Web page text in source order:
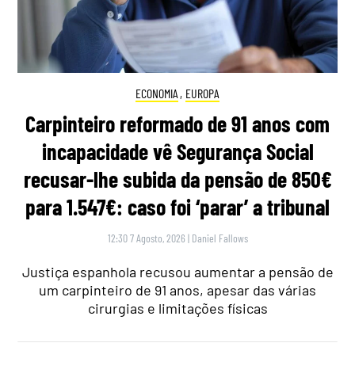
ECONOMIA , EUROPA
Carpinteiro reformado de 91 anos com
incapacidade vê Segurança Social
recusar-lhe subida da pensão de 850€
para 1.547€: caso foi ‘parar’ a tribunal
12:30 7 Agosto, 2026 | Daniel Fallows
Justiça espanhola recusou aumentar a pensão de
um carpinteiro de 91 anos, apesar das várias
cirurgias e limitações físicas